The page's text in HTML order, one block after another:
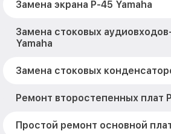
Замена экрана P-45 Yamaha
Замена стоковых
Yamaha
Замена стоковых
Ремонт второстепенных плат
Простой ремонт основной